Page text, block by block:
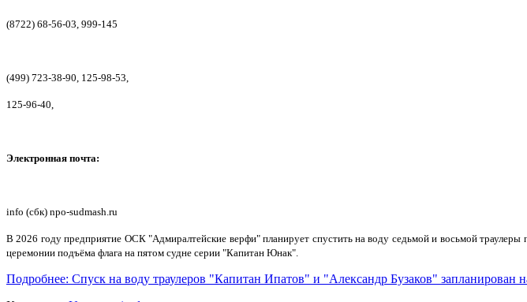
(8722) 68-56-03, 999-145
(499) 723-38-90, 125-98-53,
125-96-40,
Электронная почта:
info (сбк) npo-sudmash.ru
В 2026 году предприятие ОСК "Адмиралтейские верфи" планирует спустить на воду седьмой и восьмой
церемонии подъёма флага на пятом судне серии "Капитан Юнак".
Подробнее: Спуск на воду траулеров "Капитан Ипатов" и "Александр Бузаков" запланирован